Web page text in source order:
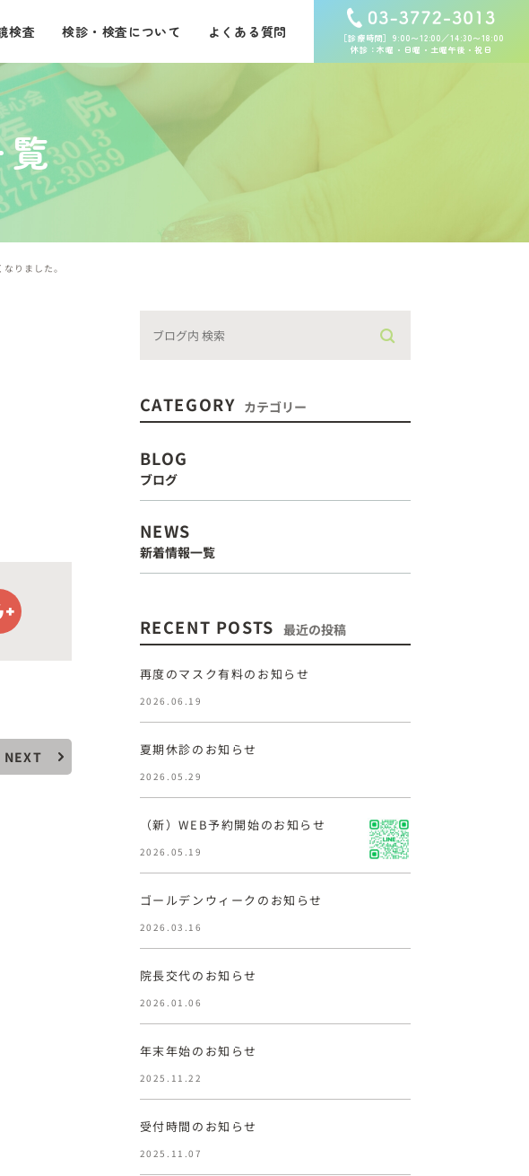
検査 検診・検査について よくある質問
［診療時間］9:00〜12:00／14:30〜18:00
休診：木曜・日曜・土曜午後・祝日
覧
りました。
NEXT
CATEGORY カテゴリー
BLOG
ブログ
NEWS
新着情報一覧
RECENT POSTS 最近の投稿
再度のマスク有料のお知らせ
2026.06.19
夏期休診のお知らせ
2026.05.29
（新）WEB予約開始のお知らせ
2026.05.19
ゴールデンウィークのお知らせ
2026.03.16
院長交代のお知らせ
2026.01.06
年末年始のお知らせ
2025.11.22
受付時間のお知らせ
2025.11.07